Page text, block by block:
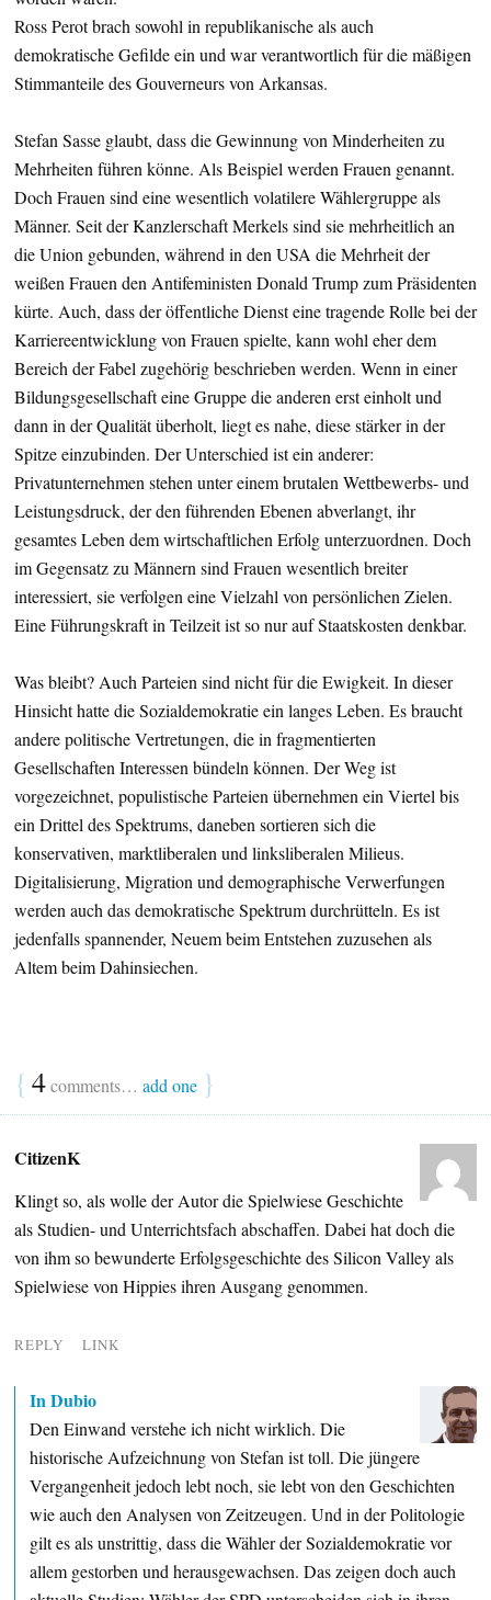
Ross Perot brach sowohl in republikanische als auch
demokratische Gefilde ein und war verantwortlich für die mäßigen
Stimmanteile des Gouverneurs von Arkansas.
Stefan Sasse glaubt, dass die Gewinnung von Minderheiten zu
Mehrheiten führen könne. Als Beispiel werden Frauen genannt.
Doch Frauen sind eine wesentlich volatilere Wählergruppe als
Männer. Seit der Kanzlerschaft Merkels sind sie mehrheitlich an
die Union gebunden, während in den USA die Mehrheit der
weißen Frauen den Antifeministen Donald Trump zum Präsidenten
kürte. Auch, dass der öffentliche Dienst eine tragende Rolle bei der
Karriereentwicklung von Frauen spielte, kann wohl eher dem
Bereich der Fabel zugehörig beschrieben werden. Wenn in einer
Bildungsgesellschaft eine Gruppe die anderen erst einholt und
dann in der Qualität überholt, liegt es nahe, diese stärker in der
Spitze einzubinden. Der Unterschied ist ein anderer:
Privatunternehmen stehen unter einem brutalen Wettbewerbs- und
Leistungsdruck, der den führenden Ebenen abverlangt, ihr
gesamtes Leben dem wirtschaftlichen Erfolg unterzuordnen. Doch
im Gegensatz zu Männern sind Frauen wesentlich breiter
interessiert, sie verfolgen eine Vielzahl von persönlichen Zielen.
Eine Führungskraft in Teilzeit ist so nur auf Staatskosten denkbar.
Was bleibt? Auch Parteien sind nicht für die Ewigkeit. In dieser
Hinsicht hatte die Sozialdemokratie ein langes Leben. Es braucht
andere politische Vertretungen, die in fragmentierten
Gesellschaften Interessen bündeln können. Der Weg ist
vorgezeichnet, populistische Parteien übernehmen ein Viertel bis
ein Drittel des Spektrums, daneben sortieren sich die
konservativen, marktliberalen und linksliberalen Milieus.
Digitalisierung, Migration und demographische Verwerfungen
werden auch das demokratische Spektrum durchrütteln. Es ist
jedenfalls spannender, Neuem beim Entstehen zuzusehen als
Altem beim Dahinsiechen.
{ 4comments… add one }
CitizenK
Klingt so, als wolle der Autor die Spielwiese Geschichte
als Studien- und Unterrichtsfach abschaffen. Dabei hat doch die
von ihm so bewunderte Erfolgsgeschichte des Silicon Valley als
Spielwiese von Hippies ihren Ausgang genommen.
REPLY LINK
In Dubio
Den Einwand verstehe ich nicht wirklich. Die
historische Aufzeichnung von Stefan ist toll. Die jüngere
Vergangenheit jedoch lebt noch, sie lebt von den Geschichten
wie auch den Analysen von Zeitzeugen. Und in der Politologie
gilt es als unstrittig, dass die Wähler der Sozialdemokratie vor
allem gestorben und herausgewachsen. Das zeigen doch auch